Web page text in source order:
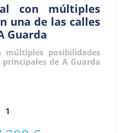
con múltiples
una de las calles
Guarda
múltiples posibilidades
de A Guarda
1